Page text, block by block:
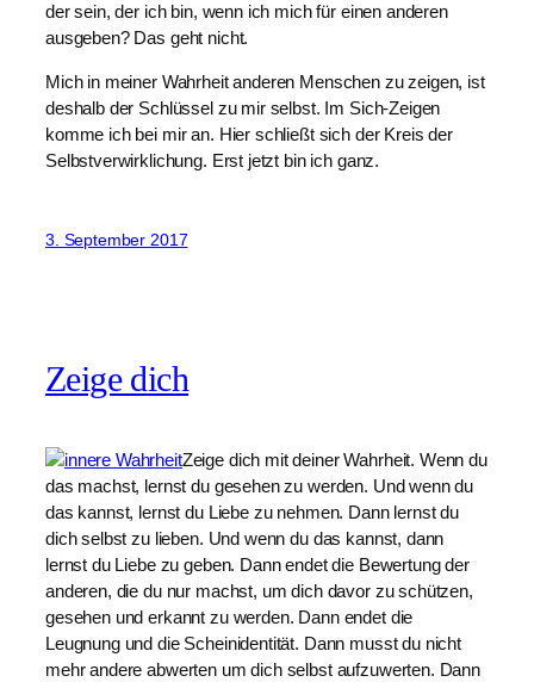
der sein, der ich bin, wenn ich mich für einen anderen
ausgeben? Das geht nicht.
Mich in meiner Wahrheit anderen Menschen zu zeigen, ist
deshalb der Schlüssel zu mir selbst. Im Sich-Zeigen
komme ich bei mir an. Hier schließt sich der Kreis der
Selbstverwirklichung. Erst jetzt bin ich ganz.
3. September 2017
Zeige dich
Zeige dich mit deiner Wahrheit. Wenn du
das machst, lernst du gesehen zu werden. Und wenn du
das kannst, lernst du Liebe zu nehmen. Dann lernst du
dich selbst zu lieben. Und wenn du das kannst, dann
lernst du Liebe zu geben. Dann endet die Bewertung der
anderen, die du nur machst, um dich davor zu schützen,
gesehen und erkannt zu werden. Dann endet die
Leugnung und die Scheinidentität. Dann musst du nicht
mehr andere abwerten um dich selbst aufzuwerten. Dann